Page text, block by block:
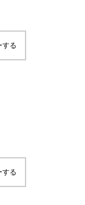
する
する